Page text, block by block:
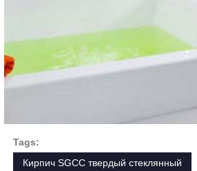
Tags:
Кирпич SGCC твердый стеклянный